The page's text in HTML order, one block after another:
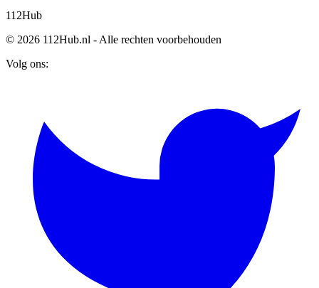
112Hub
© 2026 112Hub.nl - Alle rechten voorbehouden
Volg ons: